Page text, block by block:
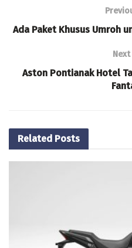
Ada Paket Khusus Umroh
Aston Pontianak Hotel
Related Posts